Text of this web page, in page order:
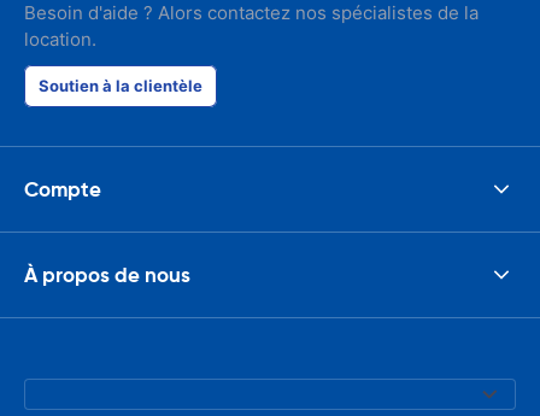
Besoin d'aide ? Alors contactez nos spécialistes de la
location.
Soutien à la clientèle
Compte
À propos de nous